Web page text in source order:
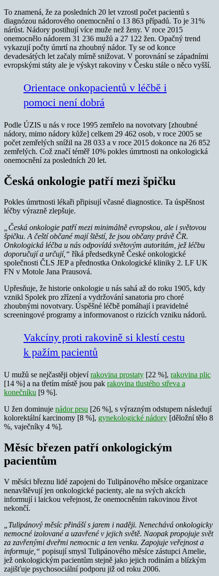
To znamená, že za posledních 20 let vzrostl počet pacientů s
diagnózou nádorového onemocnění o 13 863 případů. To je 31%
nárůst. Nádory postihují více muže než ženy. V roce 2015
onemocnělo nádorem 31 236 mužů a 27 122 žen. Opačný trend
vykazují počty úmrtí na zhoubný nádor. Ty se od konce
devadesátých let začaly mírně snižovat. V porovnání se západními
evropskými státy ale je výskyt rakoviny v Česku stále o něco vyšší.
Orientace onkopacientů v léčbě i
pomoci není dobrá
Podle ÚZIS u nás v roce 1995 zemřelo na novotvary [zhoubné
nádory, mimo nádory kůže] celkem 29 462 osob, v roce 2005 se
počet zemřelých snížil na 28 033 a v roce 2015 dokonce na 26 852
zemřelých. Což značí téměř 10% pokles úmrtnosti na onkologická
onemocnění za posledních 20 let.
Česká onkologie patří mezi špičku
Pokles úmrtnosti lékaři připisují včasné diagnostice. Ta úspěšnost
léčby výrazně zlepšuje.
„Česká onkologie patří mezi minimálně evropskou, ale i světovou
špičku. A čeští občané mají štěstí, že jsou občany právě ČR.
Onkologická léčba u nás odpovídá světovým autoritám, jež léčbu
doporučují a určují,“ říká předsedkyně České onkologické
společnosti ČLS JEP a přednostka Onkologické kliniky 2. LF UK
FN v Motole Jana Prausová.
Upřesňuje, že historie onkologie u nás sahá až do roku 1905, kdy
vznikl Spolek pro zřízení a vydržování sanatoria pro choré
zhoubnými novotvary. Úspěšné léčbě pomáhají i pravidelné
screeningové programy a informovanost o rizicích vzniku nádorů.
Vakcíny proti rakovině si klestí cestu
k pažím pacientů
U mužů se nejčastěji objevírakovina prostaty [22 %], rakovina plic
[14 %] a na třetím místě jsou pak rakovina tlustého střeva a
konečníku [9 %].
U žen dominuje nádor prsu [26 %], s výrazným odstupem následují
kolorektální karcinomy [8 %], gynekologické nádory [děložní tělo 8
%, vaječníky 4 %].
Měsíc březen patří onkologickým
pacientům
V měsíci březnu lidé zapojeni do Tulipánového měsíce organizace
nenavštěvují jen onkologické pacienty, ale na svých akcích
informují i laickou veřejnost, že onemocněním rakovinou život
nekončí.
„Tulipánový měsíc přináší s jarem i naději. Nenechává onkologicky
nemocné izolované a uzavřené v jejich světě. Naopak propojuje svět
za zavřenými dveřmi nemocnic a ten venku. Zapojuje veřejnost a
informuje,“ popisují smysl Tulipánového měsíce zástupci Amelie,
jež onkologickým pacientům stejně jako jejich rodinám a blízkým
zajišťuje psychosociální podporu již od roku 2006.